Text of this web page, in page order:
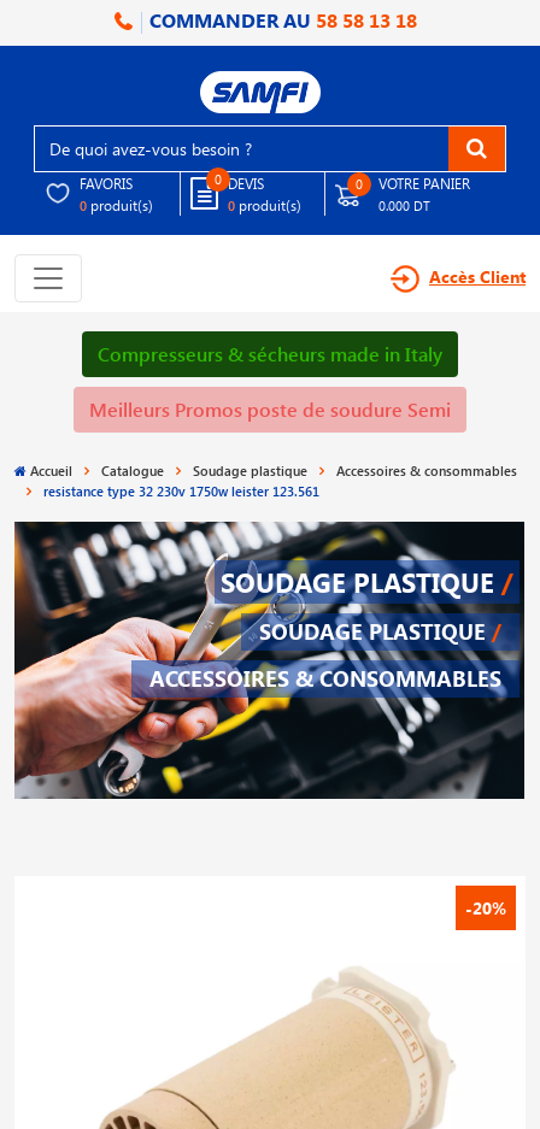
COMMANDER AU 58 58 13 18
FAVORIS
0 produit(s)
0 DEVIS
0 produit(s)
0 VOTRE PANIER
0.000 DT
Accès Client
Compresseurs & sécheurs made in Italy
Meilleurs Promos poste de soudure Semi
Accueil Catalogue Soudage plastique
Accessoires & consommables
resistance type 32 230v 1750w leister 123.561
SOUDAGE PLASTIQUE /
SOUDAGE PLASTIQUE /
ACCESSOIRES & CONSOMMABLES
-20%